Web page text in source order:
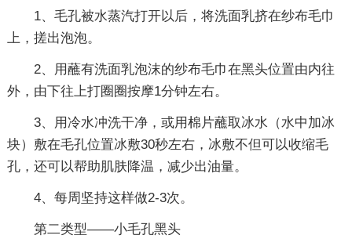
1、毛孔被水蒸汽打开以后，将洗面乳挤在纱布毛巾
上，搓出泡泡。
2、用蘸有洗面乳泡沫的纱布毛巾在黑头位置由内往
外，由下往上打圈圈按摩1分钟左右。
3、用冷水冲洗干净，或用棉片蘸取冰水（水中加冰
块）敷在毛孔位置冰敷30秒左右，冰敷不但可以收缩毛
孔，还可以帮助肌肤降温，减少出油量。
4、每周坚持这样做2-3次。
第二类型——小毛孔黑头